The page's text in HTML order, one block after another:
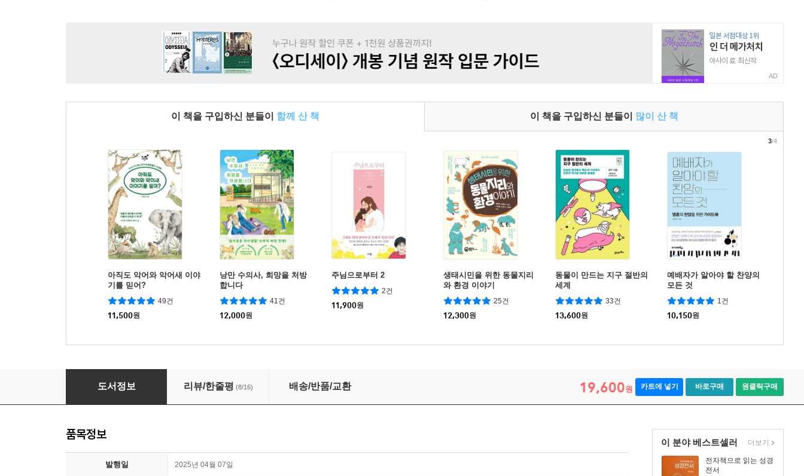
AD
이 책을 구입하신 분들이 함께 산 책 이 책을 구입하신 분들이 많이 산 책
아직도 악어와 악어새 이야
기를 믿어?
49건
11,500원
낭만 수의사, 희망을 처방
합니다
41건
12,000원
주님으로부터 2
2건
11,900원
생태시민을 위한 동물지리
와 환경 이야기
25건
12,300원
동물이 만드는 지구 절반의
세계
33건
13,600원
예배자가 알아야 할 찬양의
모든 것
1건
10,150원
3/4
생수의 우물
도서정보 리뷰/한줄평 (8/16) 배송/반품/교환 19,600원 카트에 넣기 바로구매 원클릭구매
이 분야 베스트셀러
전자책으로 읽는 성경
전서
더보기
품목정보
발행일 2025년 04월 07일